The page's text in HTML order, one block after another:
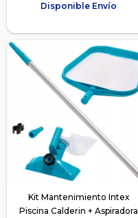
Disponible Envío
Kit Mantenimiento Intex
Piscina Calderin + Aspiradora